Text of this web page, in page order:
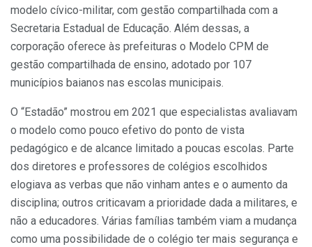
modelo cívico-militar, com gestão compartilhada com a
Secretaria Estadual de Educação. Além dessas, a
corporação oferece às prefeituras o Modelo CPM de
gestão compartilhada de ensino, adotado por 107
municípios baianos nas escolas municipais.
O “Estadão” mostrou em 2021 que especialistas avaliavam
o modelo como pouco efetivo do ponto de vista
pedagógico e de alcance limitado a poucas escolas. Parte
dos diretores e professores de colégios escolhidos
elogiava as verbas que não vinham antes e o aumento da
disciplina; outros criticavam a prioridade dada a militares, e
não a educadores. Várias famílias também viam a mudança
como uma possibilidade de o colégio ter mais segurança e